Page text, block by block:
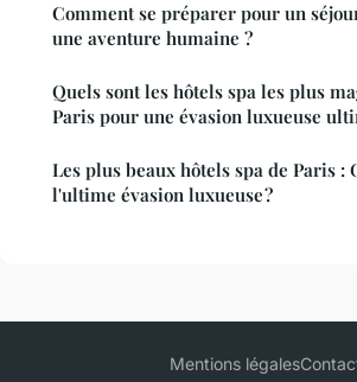
Comment se préparer pour un
une aventure humaine ?
Quels sont les hôtels spa les plus
Paris pour une évasion luxueuse
Les plus beaux hôtels spa de Paris :
l'ultime évasion luxueuse ?
Mentions légales